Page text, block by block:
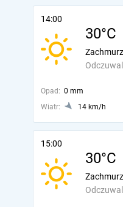
14:00
30°C
Opad: 0 mm
Wiatr:
14 km/h
15:00
30°C